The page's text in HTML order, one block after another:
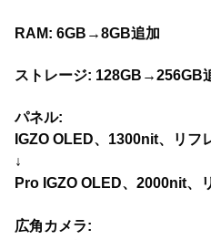
RAM: 6GB→8GB追加
ストレージ: 128GB→256GB
パネル:
IGZO OLED、1300nit、リフ
↓
Pro IGZO OLED、2000nit、
広角カメラ: